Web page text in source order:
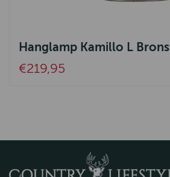
Hanglamp Kamillo L Brons
€219,95